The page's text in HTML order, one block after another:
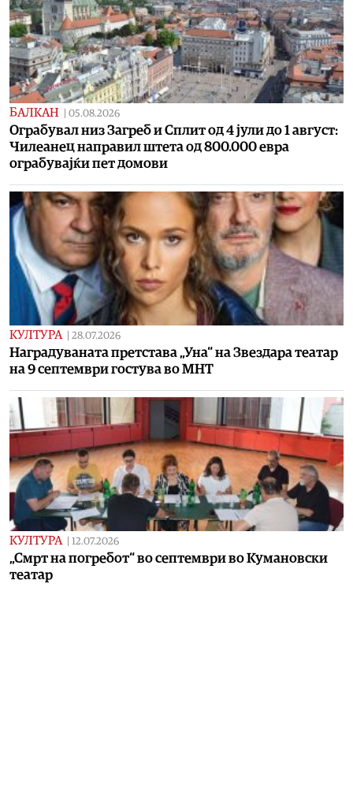
БАЛКАН | 05.08.2026
Ограбувал низ Загреб и Сплит од 4 јули до 1 август:
Чилеанец направил штета од 800.000 евра
ограбувајќи пет домови
КУЛТУРА | 28.07.2026
Наградуваната претстава „Уна“ на Звездара театар
на 9 септември гостува во МНТ
КУЛТУРА | 12.07.2026
„Смрт на погребот“ во септември во Кумановски
театар